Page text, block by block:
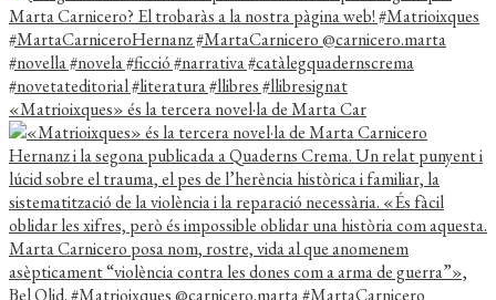
«Matrioixques» és la tercera novel·la de Marta Car